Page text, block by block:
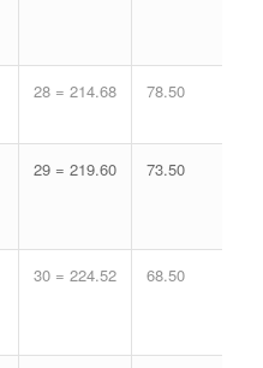
28 = 214.68 78.50
29 = 219.60 73.50
30 = 224.52 68.50